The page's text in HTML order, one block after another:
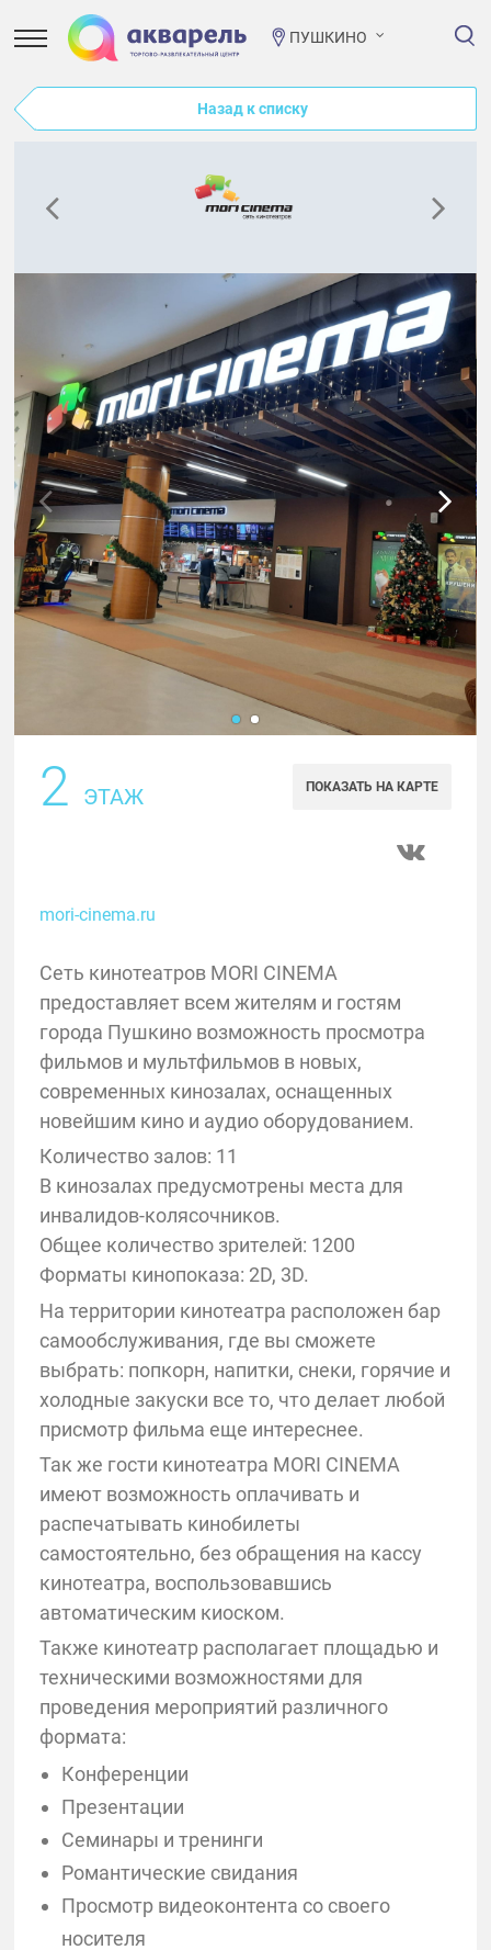
ПУШКИНО
Назад к списку
2 ЭТАЖ ПОКАЗАТЬ НА КАРТЕ
mori-cinema.ru
Сеть кинотеатров MORI CINEMA
предоставляет всем жителям и гостям
города Пушкино возможность просмотра
фильмов и мультфильмов в новых,
современных кинозалах, оснащенных
новейшим кино и аудио оборудованием.
Количество залов: 11
В кинозалах предусмотрены места для
инвалидов-колясочников.
Общее количество зрителей: 1200
Форматы кинопоказа: 2D, 3D.
На территории кинотеатра расположен бар
самообслуживания, где вы сможете
выбрать: попкорн, напитки, снеки, горячие и
холодные закуски все то, что делает любой
присмотр фильма еще интереснее.
Так же гости кинотеатра MORI CINEMA
имеют возможность оплачивать и
распечатывать кинобилеты
самостоятельно, без обращения на кассу
кинотеатра, воспользовавшись
автоматическим киоском.
Также кинотеатр располагает площадью и
техническими возможностями для
проведения мероприятий различного
формата:
Конференции
Презентации
Семинары и тренинги
Романтические свидания
Просмотр видеоконтента со своего
носителя